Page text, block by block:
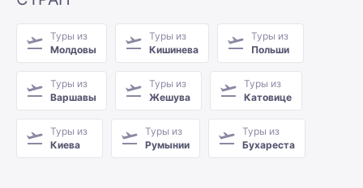
Туры из
Молдовы
Туры из
Кишинева
Туры из
Польши
Туры из
Варшавы
Туры из
Жешува
Туры из
Катовице
Туры из
Киева
Туры из
Румынии
Туры из
Бухареста